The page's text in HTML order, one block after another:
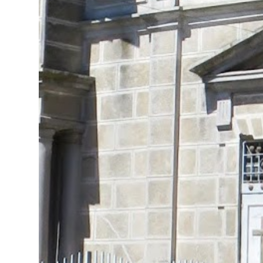
En concreto, las personas podrán acceder a
su carnet y/o pasaporte en una aplicación
móvil del Registro Civil, la cual estará
disponible en iOS y Android. El director del
Registro Civil, Omar Morales, detalló que
"quien renueve a partir del 16 de diciembre,
va a poder sacar cédula de identidad digital
y pasaporte digital. Van a tener la
funcionalidad en su celular a partir de una
app especial, que va a permitir que a través
de pruebas de vida se asegure que la
persona es quien dice ser". Morales también
detalló, en el matinal "Mucho Gusto" de
Mega, las importantes medidas de
seguridad ...